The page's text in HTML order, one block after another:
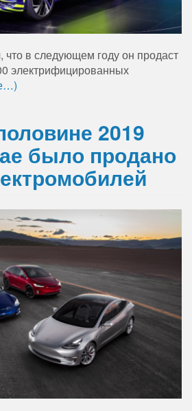
что в следующем году он продаст
электрифицированных
2019
было продано